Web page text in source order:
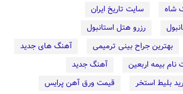
شاه
سایت تاریخ ایران
رزرو هتل استانبول
بهترین جراح بینی ترمیمی
آهنگ های جدید
نام بیمه اربعین
آهنگ جدید
بلیط استخر
قیمت ورق آهن پرایس